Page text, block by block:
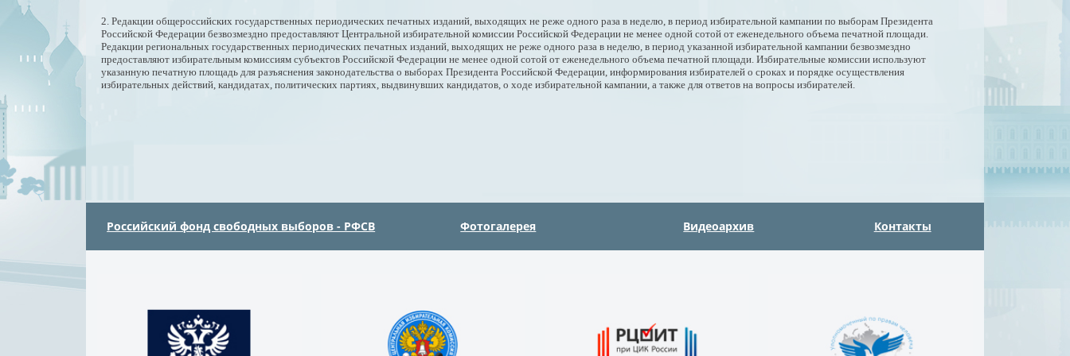
2. Редакции общероссийских государственных периодических печатных изданий, выходящих не реже одного раза в неделю, в период избирательной кампании по выборам Президента
Российской Федерации безвозмездно предоставляют Центральной избирательной комиссии Российской Федерации не менее одной сотой от еженедельного объема печатной площади.
Редакции региональных государственных периодических печатных изданий, выходящих не реже одного раза в неделю, в период указанной избирательной кампании безвозмездно
предоставляют избирательным комиссиям субъектов Российской Федерации не менее одной сотой от еженедельного объема печатной площади. Избирательные комиссии используют
указанную печатную площадь для разъяснения законодательства о выборах Президента Российской Федерации, информирования избирателей о сроках и порядке осуществления
избирательных действий, кандидатах, политических партиях, выдвинувших кандидатов, о ходе избирательной кампании, а также для ответов на вопросы избирателей.
Российский фонд свободных выборов - РФСВ Фотогалерея Видеоархив Контакты